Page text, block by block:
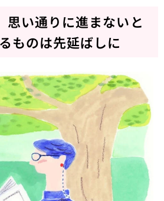
い通りに進まないと
ものは先延ばしに